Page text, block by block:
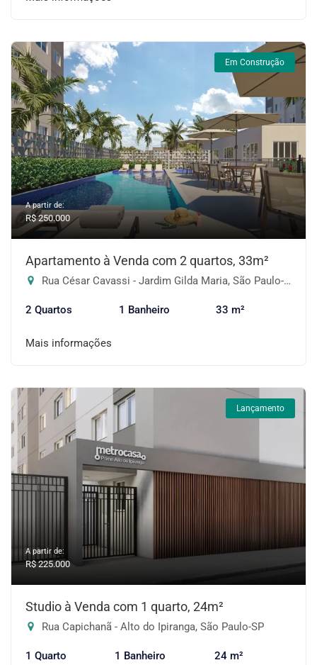
Em Construção
A partir de:
R$ 250.000
Apartamento à Venda com 2 quartos, 33m²
Rua César Cavassi - Jardim Gilda Maria, São Paulo-SP
2 Quartos 1 Banheiro 33 m²
Mais informações
Lançamento
A partir de:
R$ 225.000
Studio à Venda com 1 quarto, 24m²
Rua Capichanã - Alto do Ipiranga, São Paulo-SP
1 Quarto 1 Banheiro 24 m²